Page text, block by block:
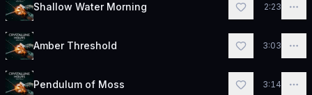
Shallow Water Morning 2:23
Amber Threshold 3:03
Pendulum of Moss 3:14